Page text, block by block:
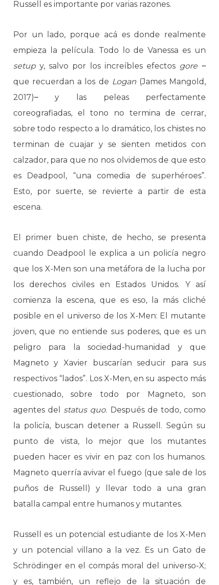
Russell es importante por varias razones.
Por un lado, porque acá es donde realmente
empieza la película. Todo lo de Vanessa es un
setupy, salvo por los increíbles efectos gore –
que recuerdan a los de Logan(James Mangold,
2017)–y las peleas perfectamente
coreografiadas, el tono no termina de cerrar,
sobre todo respecto a lo dramático, los chistes no
terminan de cuajar y se sienten metidos con
calzador, para que no nos olvidemos de que esto
es Deadpool, “una comedia de superhéroes”.
Esto, por suerte, se revierte a partir de esta
escena.
El primer buen chiste, de hecho, se presenta
cuando Deadpool le explica a un policía negro
que los X-Men son una metáfora de la lucha por
los derechos civiles en Estados Unidos. Y así
comienza la escena, que es eso, la más cliché
posible en el universo de los X-Men: El mutante
joven, que no entiende sus poderes, que es un
peligro para la sociedad-humanidad y que
Magneto y Xavier buscarían seducir para sus
respectivos “lados”. Los X-Men, en su aspecto más
cuestionado, sobre todo por Magneto, son
agentes del status quo. Después de todo, como
la policía, buscan detener a Russell. Según su
punto de vista, lo mejor que los mutantes
pueden hacer es vivir en paz con los humanos.
Magneto querría avivar el fuego (que sale de los
puños de Russell) y llevar todo a una gran
batalla campal entre humanos y mutantes.
Russell es un potencial estudiante de los X-Men
y un potencial villano a la vez. Es un Gato de
Schrödinger en el compás moral del universo-X;
y es, también, un reflejo de la situación de